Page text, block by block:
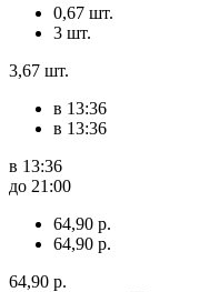
0,67 шт.
3 шт.
3,67 шт.
в 13:36
в 13:36
в 13:36
до 21:00
64,90 р.
64,90 р.
64,90 р.